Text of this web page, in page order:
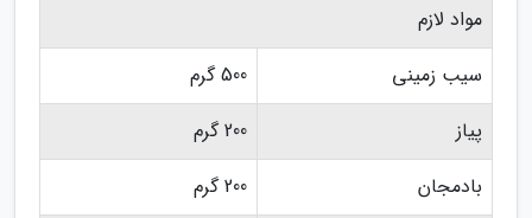
مواد لازم
سیب زمینی
500 گرم
پیاز
200 گرم
بادمجان
200 گرم